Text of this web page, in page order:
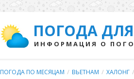
ПОГОДА
ИНФОРМАЦИЯ О
ПОГОДА ПО МЕСЯЦАМ / ВЬЕТНАМ / ХАЛОНГ /